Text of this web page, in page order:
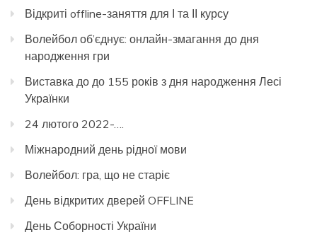
Відкриті offline-заняття для І та ІІ курсу
Волейбол об’єднує: онлайн-змагання до дня
народження гри
Виставка до до 155 років з дня народження Лесі
Українки
24 лютого 2022-….
Міжнародний день рідної мови
Волейбол: гра, що не старіє
День відкритих дверей OFFLINE
День Соборності України